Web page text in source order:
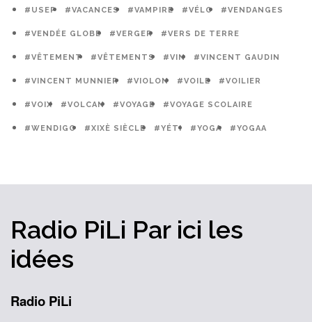
#USEP #VACANCES #VAMPIRE #VÉLO #VENDANGES
#VENDÉE GLOBE #VERGER #VERS DE TERRE
#VÊTEMENT #VÊTEMENTS #VIN #VINCENT GAUDIN
#VINCENT MUNNIER #VIOLON #VOILE #VOILIER
#VOIX #VOLCAN #VOYAGE #VOYAGE SCOLAIRE
#WENDIGO #XIXÈ SIÈCLE #YÉTI #YOGA #YOGAA
Radio PiLi Par ici les
idées
Radio PiLi